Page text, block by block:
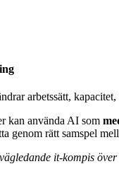
arbetssätt,
kan använda AI som
genom rätt samspel
it-kompis